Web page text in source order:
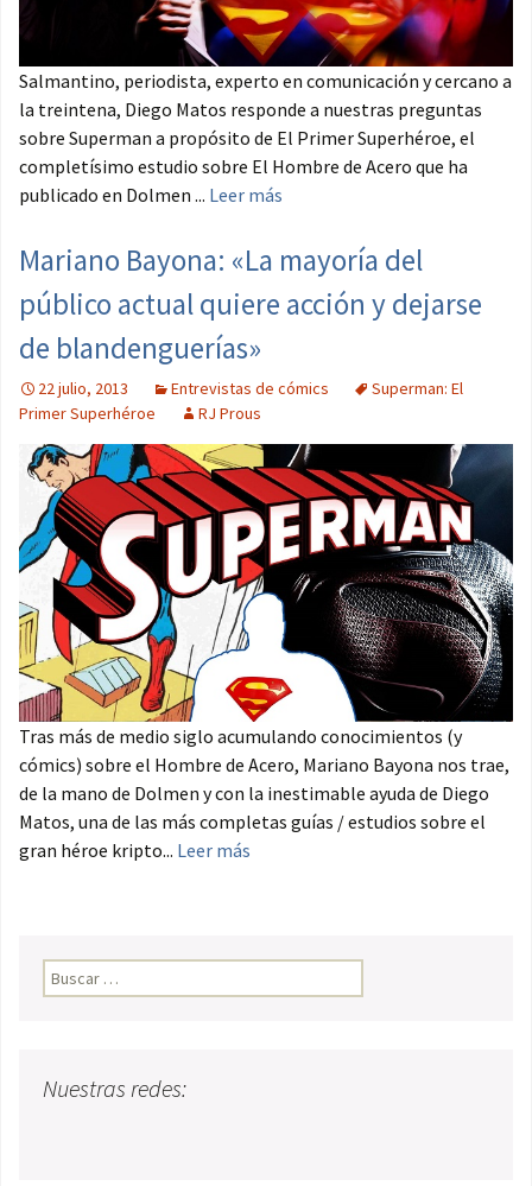
Salmantino, periodista, experto en comunicación y cercano a
la treintena, Diego Matos responde a nuestras preguntas
sobre Superman a propósito de El Primer Superhéroe, el
completísimo estudio sobre El Hombre de Acero que ha
publicado en Dolmen ... Leer más
Mariano Bayona: «La mayoría del
público actual quiere acción y dejarse
de blandenguerías»
22 julio, 2013 Entrevistas de cómics
Superman: El
Primer Superhéroe
RJ Prous
Tras más de medio siglo acumulando conocimientos (y
cómics) sobre el Hombre de Acero, Mariano Bayona nos trae,
de la mano de Dolmen y con la inestimable ayuda de Diego
Matos, una de las más completas guías / estudios sobre el
gran héroe kripto... Leer más
Buscar:
Nuestras redes: